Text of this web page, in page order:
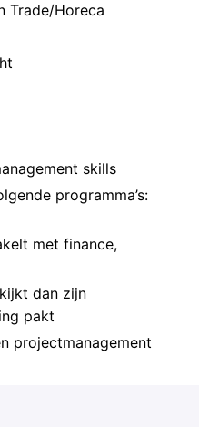
Trade/Horeca
skills
programma’s:
met finance,
dan zijn
pakt
projectmanagement